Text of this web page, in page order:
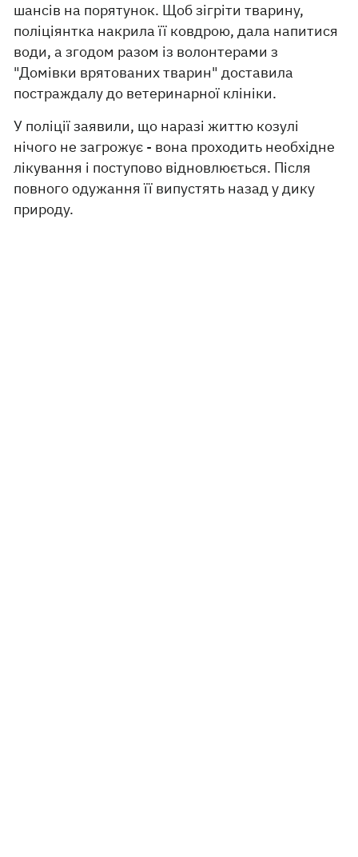
шансів на порятунок. Щоб зігріти тварину,
поліціянтка накрила її ковдрою, дала напитися
води, а згодом разом із волонтерами з
"Домівки врятованих тварин" доставила
постраждалу до ветеринарної клініки.
У поліції заявили, що наразі життю козулі
нічого не загрожує - вона проходить необхідне
лікування і поступово відновлюється. Після
повного одужання її випустять назад у дику
природу.